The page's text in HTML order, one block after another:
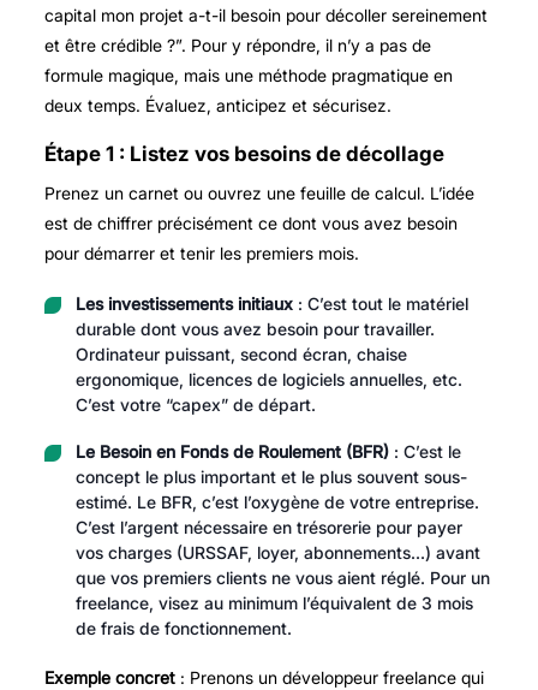
capital mon projet a-t-il besoin pour décoller sereinement
et être crédible ?”. Pour y répondre, il n’y a pas de
formule magique, mais une méthode pragmatique en
deux temps. Évaluez, anticipez et sécurisez.
Étape 1 : Listez vos besoins de décollage
Prenez un carnet ou ouvrez une feuille de calcul. L’idée
est de chiffrer précisément ce dont vous avez besoin
pour démarrer et tenir les premiers mois.
Les investissements initiaux: C’est tout le matériel
durable dont vous avez besoin pour travailler.
Ordinateur puissant, second écran, chaise
ergonomique, licences de logiciels annuelles, etc.
C’est votre “capex” de départ.
Le Besoin en Fonds de Roulement (BFR): C’est le
concept le plus important et le plus souvent sous-
estimé. Le BFR, c’est l’oxygène de votre entreprise.
C’est l’argent nécessaire en trésorerie pour payer
vos charges (URSSAF, loyer, abonnements…) avant
que vos premiers clients ne vous aient réglé. Pour un
freelance, visez au minimum l’équivalent de 3 mois
de frais de fonctionnement.
Exemple concret: Prenons un développeur freelance qui